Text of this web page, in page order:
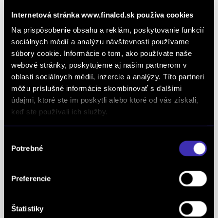
Internetová stránka www.finalcd.sk používa cookies
Na prispôsobenie obsahu a reklám, poskytovanie funkcií
sociálnych médií a analýzu návštevnosti používame
súbory cookie. Informácie o tom, ako používate naše
webové stránky, poskytujeme aj našim partnerom v
oblasti sociálnych médií, inzercie a analýzy. Títo partneri
môžu príslušné informácie skombinovať s ďalšími
údajmi, ktoré ste im poskytli alebo ktoré od vás získali,
keď ste používali ich služby.
súhlasu
Potrebné
Preferencie
Štatistiky
Kalkulácia financovania
Výkup vozidiel
FINAL-CD získalo prestížny certifikát AAA Highest
Creditworthiness, tento certifikát je jedným z
najdôležitejších Európskych štandardov